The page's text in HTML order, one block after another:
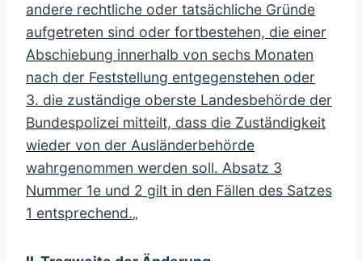
andere rechtliche oder tatsächliche Gründe
aufgetreten sind oder fortbestehen, die einer
Abschiebung innerhalb von sechs Monaten
nach der Feststellung entgegenstehen oder
3. die zuständige oberste Landesbehörde der
Bundespolizei mitteilt, dass die Zuständigkeit
wieder von der Ausländerbehörde
wahrgenommen werden soll. Absatz 3
Nummer 1e und 2 gilt in den Fällen des Satzes
1 entsprechend.„